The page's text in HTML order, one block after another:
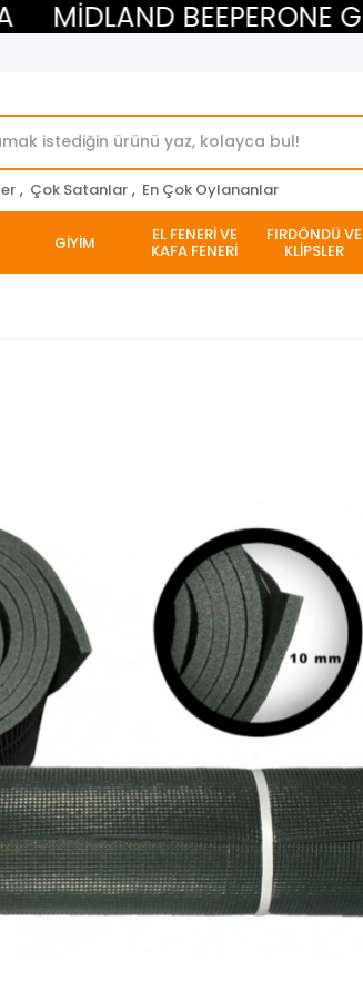
MİDLAND BEEPERONE
, Çok Satanlar , En Çok Oylananlar
GİYİM EL FENERİ VE
KAFA FENERİ
FIRDÖNDÜ VE
KLİPSLER